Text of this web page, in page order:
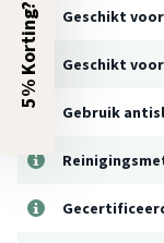
Geschikt
Geschikt
Gebruik
5% Korting?